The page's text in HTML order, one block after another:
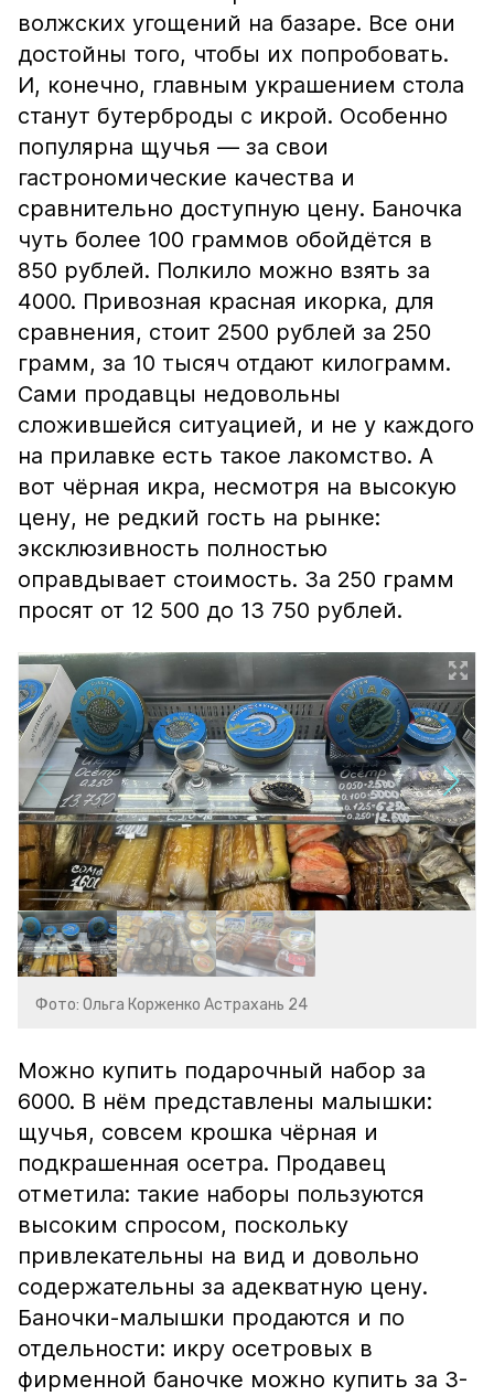
волжских угощений на базаре. Все они
достойны того, чтобы их попробовать.
И, конечно, главным украшением стола
станут бутерброды с икрой. Особенно
популярна щучья — за свои
гастрономические качества и
сравнительно доступную цену. Баночка
чуть более 100 граммов обойдётся в
850 рублей. Полкило можно взять за
4000. Привозная красная икорка, для
сравнения, стоит 2500 рублей за 250
грамм, за 10 тысяч отдают килограмм.
Сами продавцы недовольны
сложившейся ситуацией, и не у каждого
на прилавке есть такое лакомство. А
вот чёрная икра, несмотря на высокую
цену, не редкий гость на рынке:
эксклюзивность полностью
оправдывает стоимость. За 250 грамм
просят от 12 500 до 13 750 рублей.
Фото: Ольга Корженко Астрахань 24
Можно купить подарочный набор за
6000. В нём представлены малышки:
щучья, совсем крошка чёрная и
подкрашенная осетра. Продавец
отметила: такие наборы пользуются
высоким спросом, поскольку
привлекательны на вид и довольно
содержательны за адекватную цену.
Баночки-малышки продаются и по
отдельности: икру осетровых в
фирменной баночке можно купить за 3-